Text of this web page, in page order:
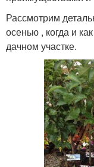
Рассмотрим
осенью , когда и
дачном участке.